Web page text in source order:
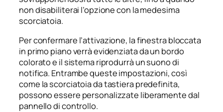
non disabiliterai l’opzione con la medesima
scorciatoia.
Per confermare l’attivazione, la finestra bloccata
in primo piano verrà evidenziata da un bordo
colorato e il sistema riprodurrà un suono di
notifica. Entrambe queste impostazioni, così
come la scorciatoia da tastiera predefinita,
possono essere personalizzate liberamente dal
pannello di controllo.